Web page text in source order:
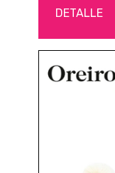
DETALLE